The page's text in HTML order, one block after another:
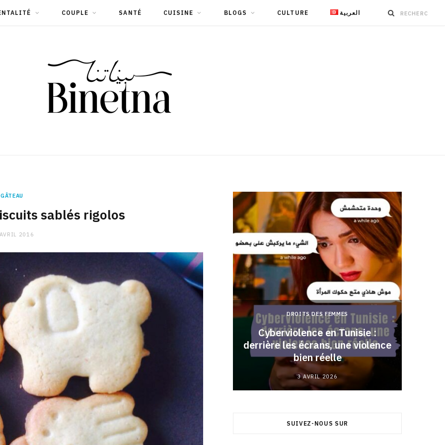
COUPLE SANTÉ CUISINE BLOGS CULTURE العربية
GÂTEAU
sablés rigolos
2016
CHARGE MENTALE
Stress après le travail :
comment relâcher la pression
9 JANVIER 2026
DROITS DES FEMMES
Cyberviolence en Tunisie :
derrière les écrans, une violence
bien réelle
3 AVRIL 2026
SUIVEZ-NOUS SUR